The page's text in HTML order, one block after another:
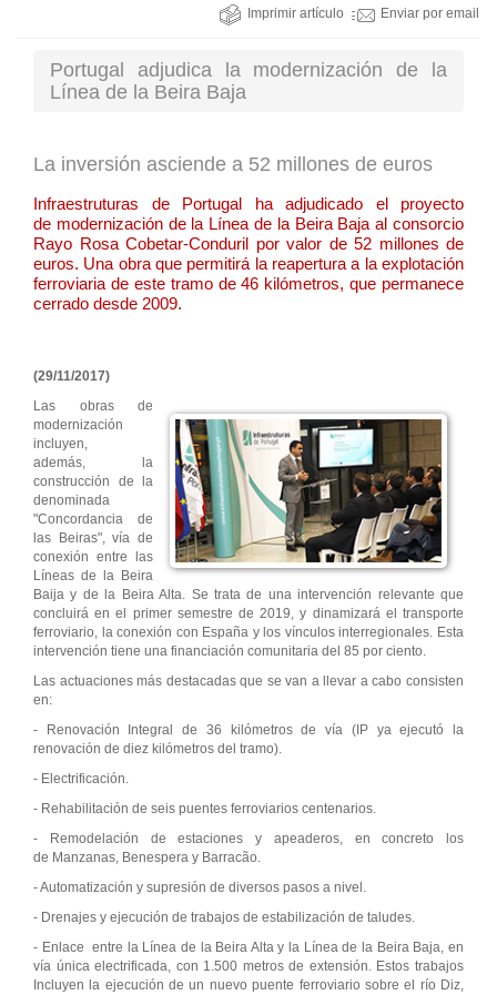
Imprimir artículo Enviar por email
Portugal adjudica la modernización de la
Línea de la Beira Baja
La inversión asciende a 52 millones de euros
Infraestruturas de Portugal ha adjudicado el proyecto
de modernización de la Línea de la Beira Baja al consorcio
Rayo Rosa Cobetar-Conduril por valor de 52 millones de
euros. Una obra que permitirá la reapertura a la explotación
ferroviaria de este tramo de 46 kilómetros, que permanece
cerrado desde 2009.
(29/11/2017)
Las obras de
modernización
incluyen,
además, la
construcción de la
denominada
"Concordancia de
las Beiras", vía de
conexión entre las
Líneas de la Beira
Baija y de la Beira Alta. Se trata de una intervención relevante que
concluirá en el primer semestre de 2019, y dinamizará el transporte
ferroviario, la conexión con España y los vínculos interregionales. Esta
intervención tiene una financiación comunitaria del 85 por ciento.
Las actuaciones más destacadas que se van a llevar a cabo consisten
en:
- Renovación Integral de 36 kilómetros de vía (IP ya ejecutó la
renovación de diez kilómetros del tramo).
- Electrificación.
- Rehabilitación de seis puentes ferroviarios centenarios.
- Remodelación de estaciones y apeaderos, en concreto los
de Manzanas, Benespera y Barracão.
- Automatización y supresión de diversos pasos a nivel.
- Drenajes y ejecución de trabajos de estabilización de taludes.
- Enlace entre la Línea de la Beira Alta y la Línea de la Beira Baja, en
vía única electrificada, con 1.500 metros de extensión. Estos trabajos
Incluyen la ejecución de un nuevo puente ferroviario sobre el río Diz,